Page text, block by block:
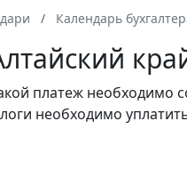
Календарь
платеж
необходимо